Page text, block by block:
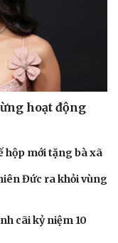
hoạt động
hộp mới tặng bà xã
Đức ra khỏi vùng
cãi kỷ niệm 10